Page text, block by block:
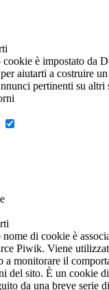
cookie è impostato da
aiutarti a costruire
pertinenti su altri
nome di cookie è
Piwik. Viene
a monitorare il
del sito. È un cookie
da una breve serie